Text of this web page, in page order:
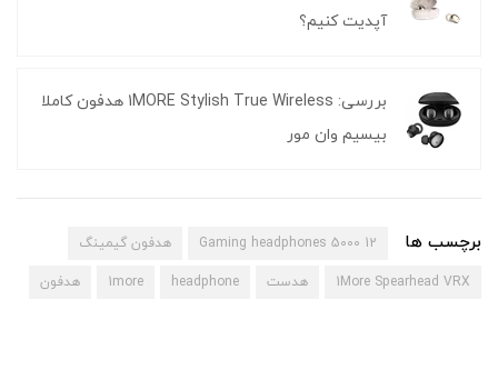
آپدیت کنیم؟
بررسی: 1MORE Stylish True Wireless هدفون کاملا
بیسیم وان مور
برچسب ها 12 5000 Gaming headphones هدفون گیمینگ
1More Spearhead VRX هدست headphone
1more هدفون